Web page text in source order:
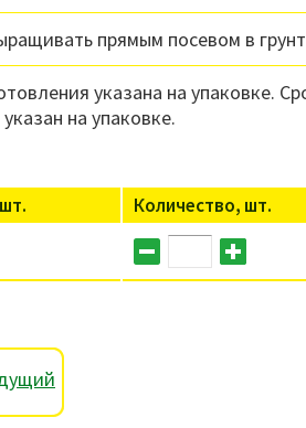
прямым посевом в
указана на упаковке.
на упаковке.
Количество, шт.